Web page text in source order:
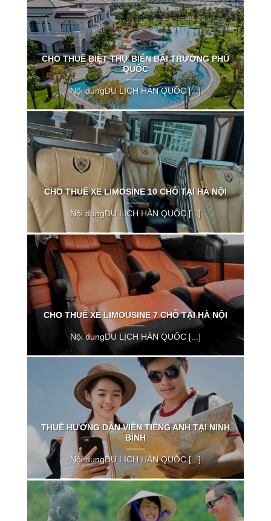
CHO THUÊ BIỆT THỰ BIỂN BÃI TRƯỜNG PHÚ
QUỐC
Nội dungDU LỊCH HÀN QUỐC [...]
CHO THUÊ XE LIMOSINE 10 CHỖ TẠI HÀ NỘI
Nội dungDU LỊCH HÀN QUỐC [...]
CHO THUÊ XE LIMOUSINE 7 CHỖ TẠI HÀ NỘI
Nội dungDU LỊCH HÀN QUỐC [...]
THUÊ HƯỚNG DẪN VIÊN TIẾNG ANH TẠI NINH
BÌNH
Nội dungDU LỊCH HÀN QUỐC [...]